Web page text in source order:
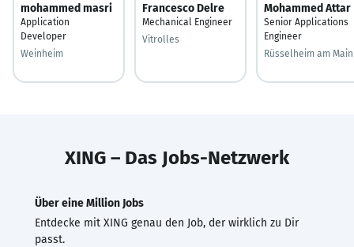
mohammed masri
Application
Developer
Weinheim
Francesco Delre
Mechanical Engineer
Vitrolles
Mohammed Attar
Senior Applications
Engineer
Rüsselheim am Main
XING – Das Jobs-Netzwerk
Über eine Million Jobs
Entdecke mit XING genau den Job, der wirklich zu Dir
passt.